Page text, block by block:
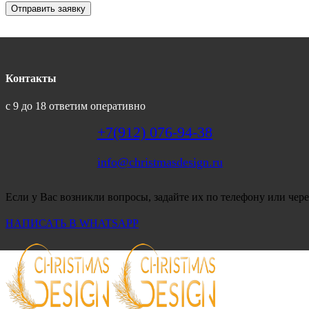
Отправить заявку
Контакты
с 9 до 18 ответим оперативно
+7(912) 076-94-38
info@christmasdesign.ru
Если у Вас возникли вопросы, задайте их по телефону или
НАПИСАТЬ В WHATSAPP